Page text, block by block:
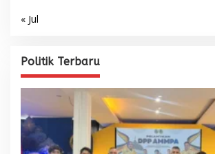
« Jul
Politik Terbaru